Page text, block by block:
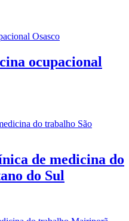
ocupacional
de medicina do
do Sul